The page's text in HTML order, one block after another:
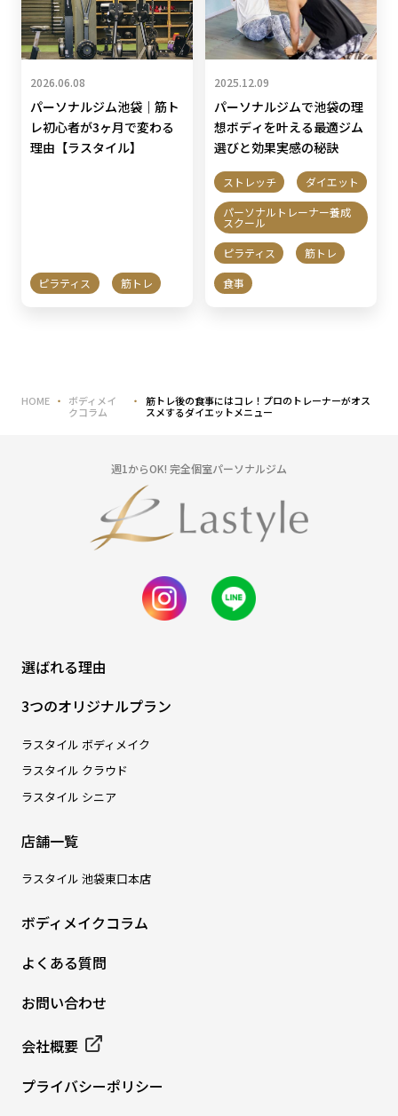
2026.06.08
パーソナルジム池袋｜筋ト
レ初心者が3ヶ月で変わる
理由【ラスタイル】
ピラティス 筋トレ
2025.12.09
パーソナルジムで池袋の理
想ボディを叶える最適ジム
選びと効果実感の秘訣
ストレッチ
ダイエット
パーソナルトレーナー養成
スクール
ピラティス
筋トレ
食事
HOME
ボディメイ
クコラム
筋トレ後の食事にはコレ！プロのトレーナーがオス
スメするダイエットメニュー
週1からOK! 完全個室パーソナルジム
選ばれる理由
3つのオリジナルプラン
ラスタイル ボディメイク
ラスタイル クラウド
ラスタイル シニア
店舗一覧
ラスタイル 池袋東口本店
ボディメイクコラム
よくある質問
お問い合わせ
会社概要
プライバシーポリシー